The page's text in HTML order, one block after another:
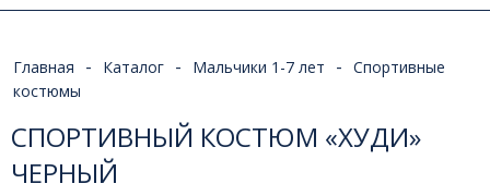
Главная - Каталог - Мальчики 1-7 лет - Спортивные
костюмы
СПОРТИВНЫЙ КОСТЮМ «ХУДИ»
ЧЕРНЫЙ